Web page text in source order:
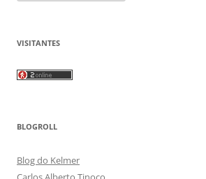
VISITANTES
BLOGROLL
Blog do Kelmer